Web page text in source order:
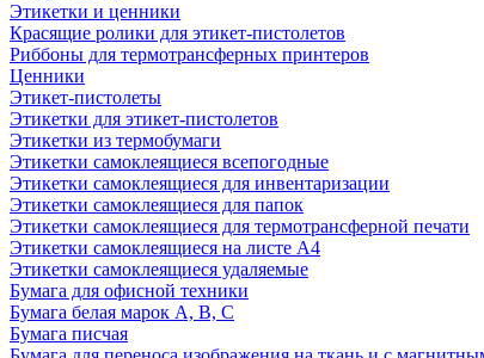
Этикетки и ценники
Красящие ролики для этикет-пистолетов
Риббоны для термотрансферных принтеров
Ценники
Этикет-пистолеты
Этикетки для этикет-пистолетов
Этикетки из термобумаги
Этикетки самоклеящиеся всепогодные
Этикетки самоклеящиеся для инвентаризации
Этикетки самоклеящиеся для папок
Этикетки самоклеящиеся для термотрансферной печати
Этикетки самоклеящиеся на листе А4
Этикетки самоклеящиеся удаляемые
Бумага для офисной техники
Бумага белая марок А, В, С
Бумага писчая